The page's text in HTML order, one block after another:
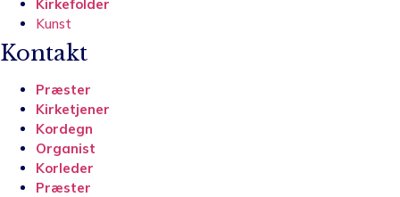
Kirkefolder
Kunst
Kontakt
Præster
Kirketjener
Kordegn
Organist
Korleder
Præster